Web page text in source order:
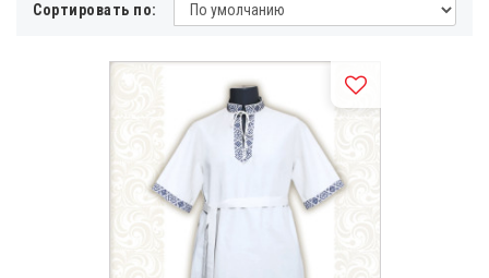
Сортировать по: